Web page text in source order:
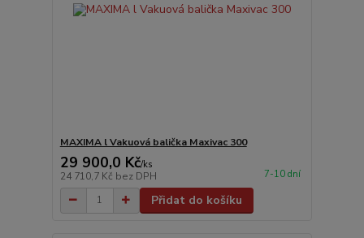
MAXIMA l Vakuová balička Maxivac 300
29 900,0 Kč/ks
24 710,7 Kč bez DPH 7-10 dní
Přidat do košíku